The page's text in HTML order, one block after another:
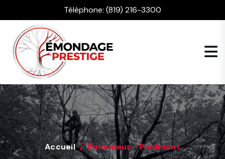
Téléphone: (819) 216-3300
Accueil Émondeur - Piedmont